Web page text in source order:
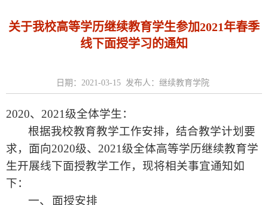
关于我校高等学历继续教育学生参加2021年春季
线下面授学习的通知
日期：2021-03-15 发布人：继续教育学院
2020、 2021级全体学生：
根据我校教育教学工作安排，结合教学计划要
求，面向2020级、 2021级全体高等学历继续教育学
生开展线下面授教学工作，现将相关事宜通知如
下：
一、
面授安排